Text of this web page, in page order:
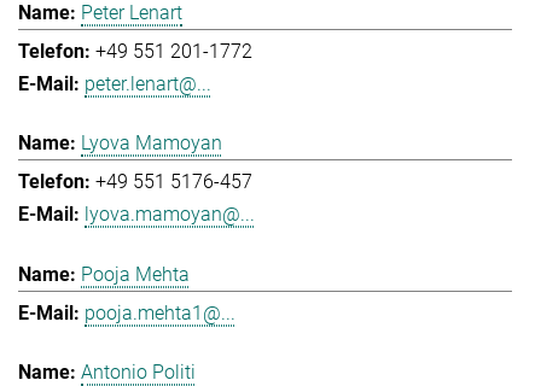
Peter Lenart
+49 551 201-1772
peter.lenart@...
Lyova Mamoyan
+49 551 5176-457
lyova.mamoyan@...
Pooja Mehta
pooja.mehta1@...
Antonio Politi